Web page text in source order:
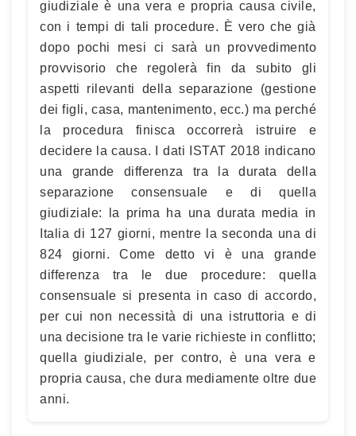
giudiziale è una vera e propria causa civile,
con i tempi di tali procedure. È vero che già
dopo pochi mesi ci sarà un provvedimento
provvisorio che regolerà fin da subito gli
aspetti rilevanti della separazione (gestione
dei figli, casa, mantenimento, ecc.) ma perché
la procedura finisca occorrerà istruire e
decidere la causa. I dati ISTAT 2018 indicano
una grande differenza tra la durata della
separazione consensuale e di quella
giudiziale: la prima ha una durata media in
Italia di 127 giorni, mentre la seconda una di
824 giorni. Come detto vi è una grande
differenza tra le due procedure: quella
consensuale si presenta in caso di accordo,
per cui non necessità di una istruttoria e di
una decisione tra le varie richieste in conflitto;
quella giudiziale, per contro, è una vera e
propria causa, che dura mediamente oltre due
anni.